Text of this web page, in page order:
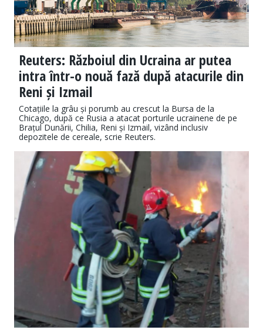
Reuters: Războiul din Ucraina ar putea
intra într-o nouă fază după atacurile din
Reni și Izmail
Cotațiile la grâu și porumb au crescut la Bursa de la
Chicago, după ce Rusia a atacat porturile ucrainene de pe
Brațul Dunării, Chilia, Reni și Izmail, vizând inclusiv
depozitele de cereale, scrie Reuters.